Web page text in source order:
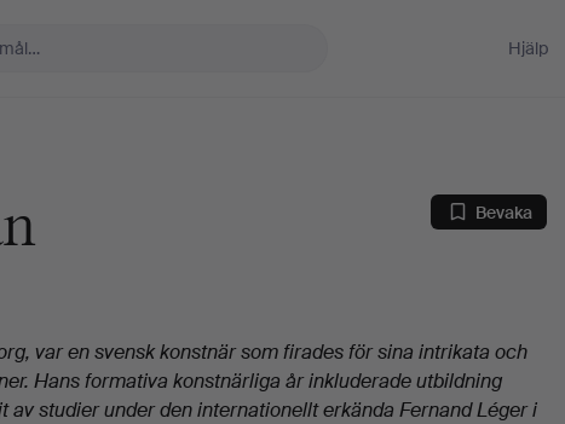
Hjälp
Bevaka
var en svensk konstnär som firades för sina intrikata och
Hans formativa konstnärliga år inkluderade utbildning
av studier under den internationellt erkända Fernand Léger i